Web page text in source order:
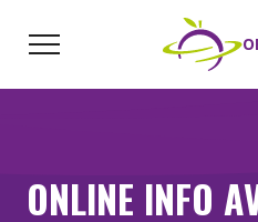
ONLINE INFO